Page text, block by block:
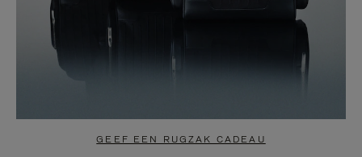
GEEF EEN RUGZAK CADEAU